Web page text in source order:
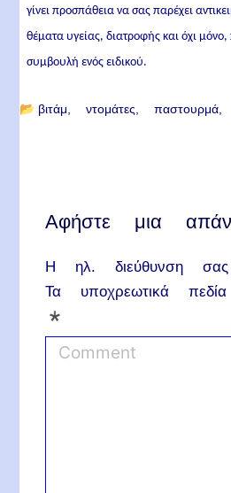
γίνει προσπάθεια να σας παρέχει
θέματα υγείας, διατροφής και όχι
συμβουλή ενός ειδικού.
📂 βιτάμ ντομάτες παστουρμά
Αφήστε μια
Η ηλ. διεύθυνση σας
Τα υποχρεωτικά
*